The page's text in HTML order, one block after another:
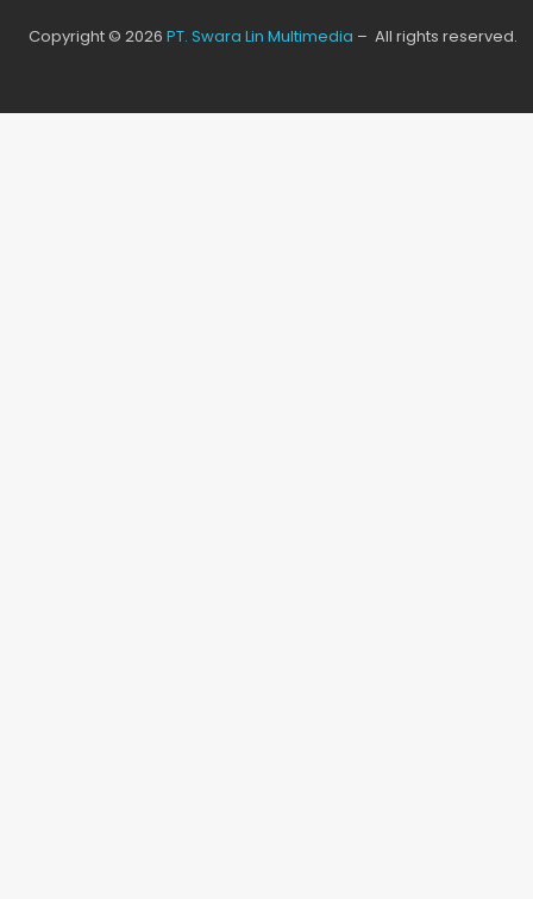
Copyright © 2026 PT. Swara Lin Multimedia – All rights reserved.